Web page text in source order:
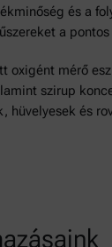
és a
a
oxigént mérő
szirup
hüvelyesek és